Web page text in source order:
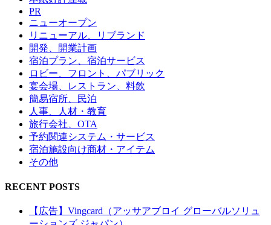
PR
ニューオープン
リニューアル、リブランド
開発、開業計画
宿泊プラン、宿泊サービス
ロビー、フロント、パブリック
宴会場、レストラン、料飲
簡易宿所、民泊
人事、人材・教育
旅行会社、OTA
予約関連システム・サービス
宿泊施設向け商材・アイテム
その他
RECENT POSTS
【広告】Vingcard（アッサアブロイ グローバルソリュ